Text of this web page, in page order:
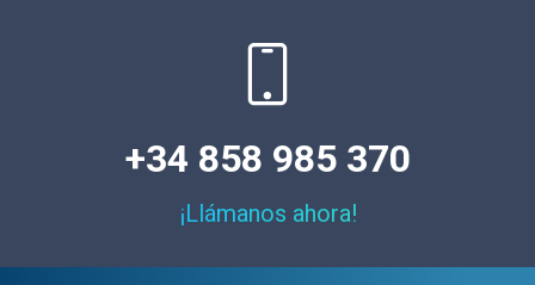
+34 858 985 370
¡Llámanos ahora!